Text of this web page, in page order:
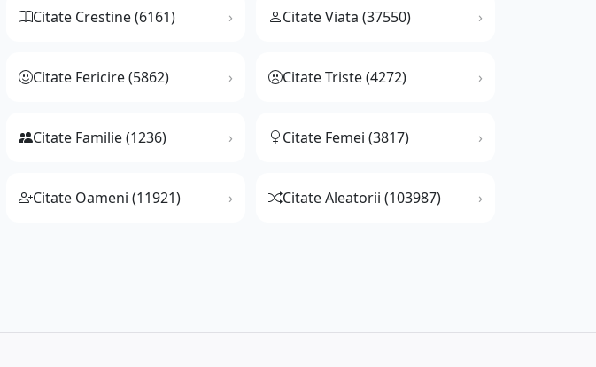
Citate Crestine (6161) Citate Viata (37550)
Citate Fericire (5862) Citate Triste (4272)
Citate Familie (1236) Citate Femei (3817)
Citate Oameni (11921) Citate Aleatorii (103987)